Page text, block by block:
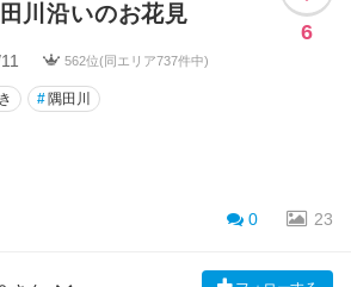
川沿いのお花見
6
562位(同エリア737件中)
# 隅田川
0 23